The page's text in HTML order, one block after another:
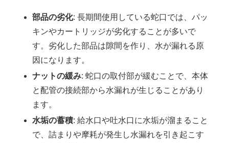
部品の劣化: 長期間使用している蛇口では、パッ
キンやカートリッジが劣化することが多いで
す。劣化した部品は隙間を作り、水が漏れる原
因になります。
ナットの緩み: 蛇口の取付部が緩むことで、本体
と配管の接続部から水漏れが生じることがあり
ます。
水垢の蓄積: 給水口や吐水口に水垢が溜まること
で、詰まりや摩耗が発生し水漏れを引き起こす